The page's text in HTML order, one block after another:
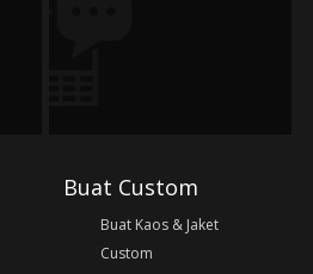
Buat Custom
Buat Kaos & Jaket
Custom